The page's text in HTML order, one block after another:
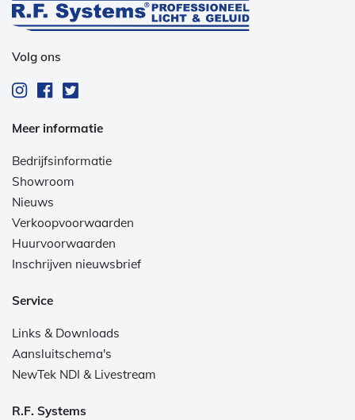
Volg ons
Meer informatie
Bedrijfsinformatie
Showroom
Nieuws
Verkoopvoorwaarden
Huurvoorwaarden
Inschrijven nieuwsbrief
Service
Links & Downloads
Aansluitschema's
NewTek NDI & Livestream
R.F. Systems